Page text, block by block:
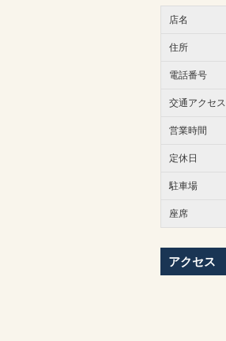
店名
住所
電話番号
交通アクセス
営業時間
定休日
駐車場
座席
アクセス